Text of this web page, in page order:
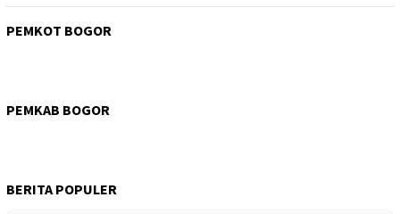
PEMKOT BOGOR
PEMKAB BOGOR
BERITA POPULER